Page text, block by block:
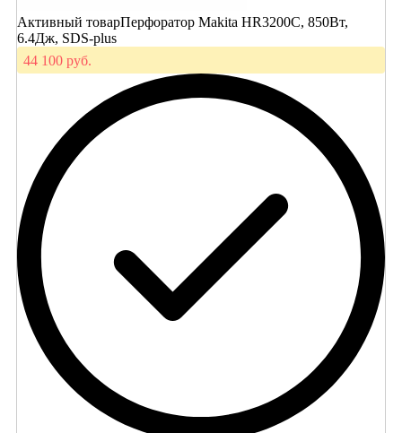
Активный товарПерфоратор Makita HR3200C, 850Вт,
6.4Дж, SDS-plus
44 100 руб.